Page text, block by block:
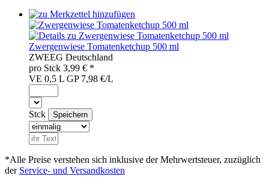
Zwergenwiese Tomatenketchup 500 ml
ZWEEG Deutschland
pro Stck 3,99 € *
VE 0,5 L GP 7,98 €/L
Stck
*Alle Preise verstehen sich inklusive der Mehrwertsteuer, zuzüglich
der Service- und Versandkosten